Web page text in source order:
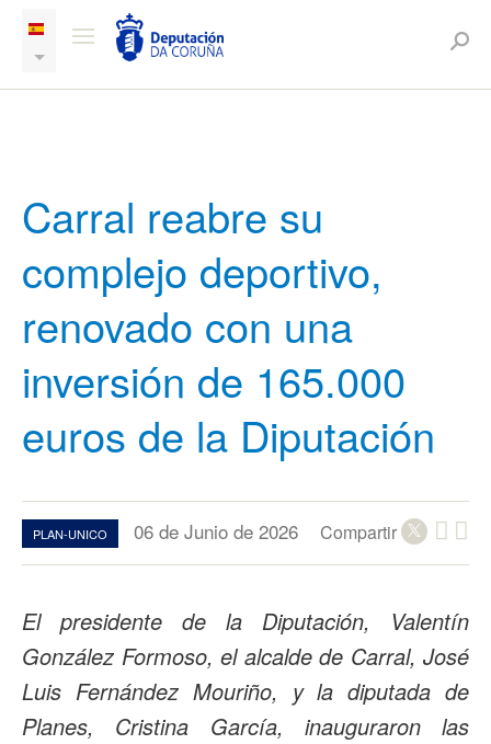
Carral reabre su
complejo deportivo,
renovado con una
inversión de 165.000
euros de la Diputación
PLAN-UNICO 06 de Junio de 2026 Compartir
El presidente de la Diputación, Valentín
González Formoso, el alcalde de Carral, José
Luis Fernández Mouriño, y la diputada de
Planes, Cristina García, inauguraron las